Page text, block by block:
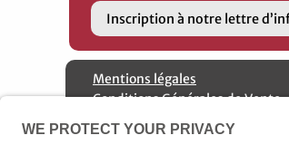
Inscription à notre lettre
Mentions légales
Conditions Générales de Vente
Contactez nous